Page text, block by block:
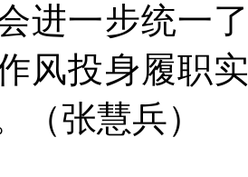
进一步统一
风投身履职
（张慧兵）